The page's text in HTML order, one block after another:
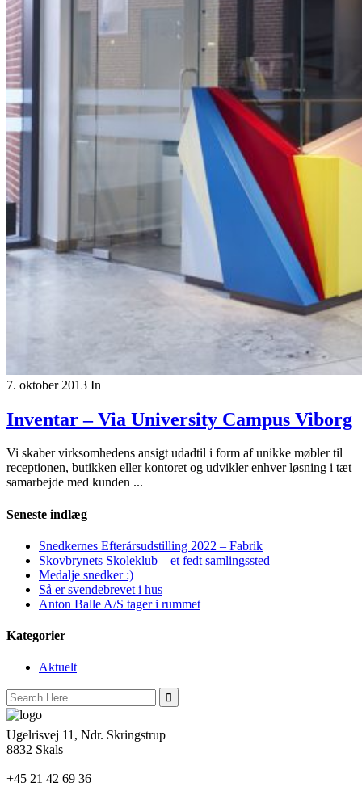
7. oktober 2013 In
Inventar – Via University Campus Viborg
Vi skaber virksomhedens ansigt udadtil i form af unikke møbler til
receptionen, butikken eller kontoret og udvikler enhver løsning i tæt
samarbejde med kunden ...
Seneste indlæg
Snedkernes Efterårsudstilling 2022 – Fabrik
Skovbrynets Skoleklub – et fedt samlingssted
Medalje snedker :)
Så er svendebrevet i hus
Anton Balle A/S tager i rummet
Kategorier
Aktuelt
Search
for:
Ugelrisvej 11, Ndr. Skringstrup
8832 Skals
+45 21 42 69 36